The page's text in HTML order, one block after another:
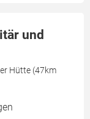
und
Hütte (47km